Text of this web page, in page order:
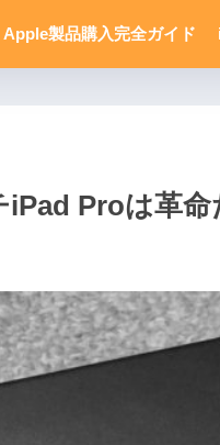
Apple製品購入完全ガイド
iPad Proは革命